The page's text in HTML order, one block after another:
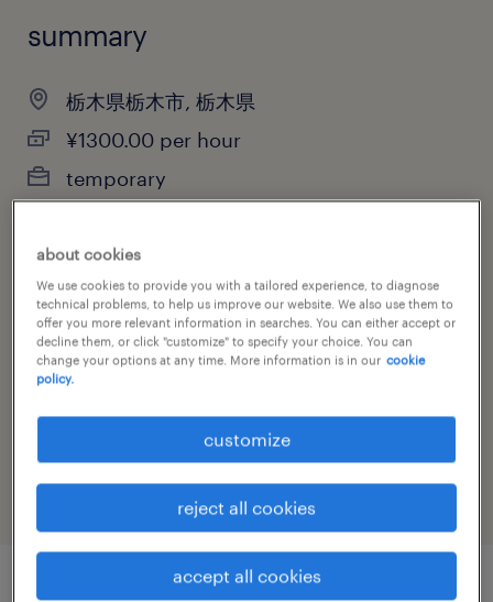
summary
栃木県栃木市, 栃木県
¥1300.00 per hour
temporary
分）,（2）10:00-18:00（実働7時間00分・
休憩60分）,（3）11:00-19:00（実働7時間
00分・休憩60分）,（4）13:30
job category
about cookies
We use cookies to provide you with a tailored experience, to diagnose
technical problems, to help us improve our website. We also use them to
offer you more relevant information in searches. You can either accept or
decline them, or click "customize" to specify your choice. You can
change your options at any time. More information is in our cookie
policy.
customize
reject all cookies
accept all cookies